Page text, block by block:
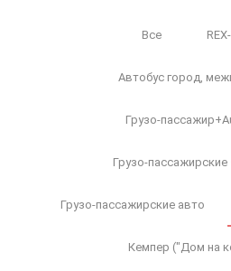
Все
Автобус город,
Грузо-
Грузо-пассажирские
Грузо-пассажирские авто
Кемпер ("Дом на